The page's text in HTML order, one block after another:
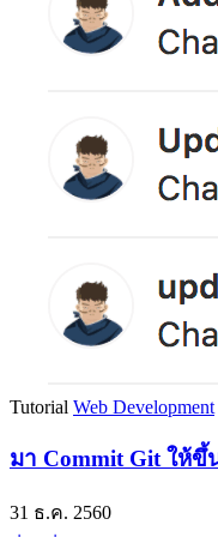
Tutorial Web Development
มา Commit Git ให้ขึ้
31 ธ.ค. 2560